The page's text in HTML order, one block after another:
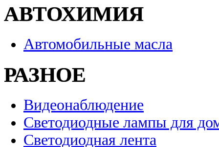
АВТОХИМИЯ
Автомобильные масла
РАЗНОЕ
Видеонаблюдение
Светодиодные лампы для
Светодиодная лента